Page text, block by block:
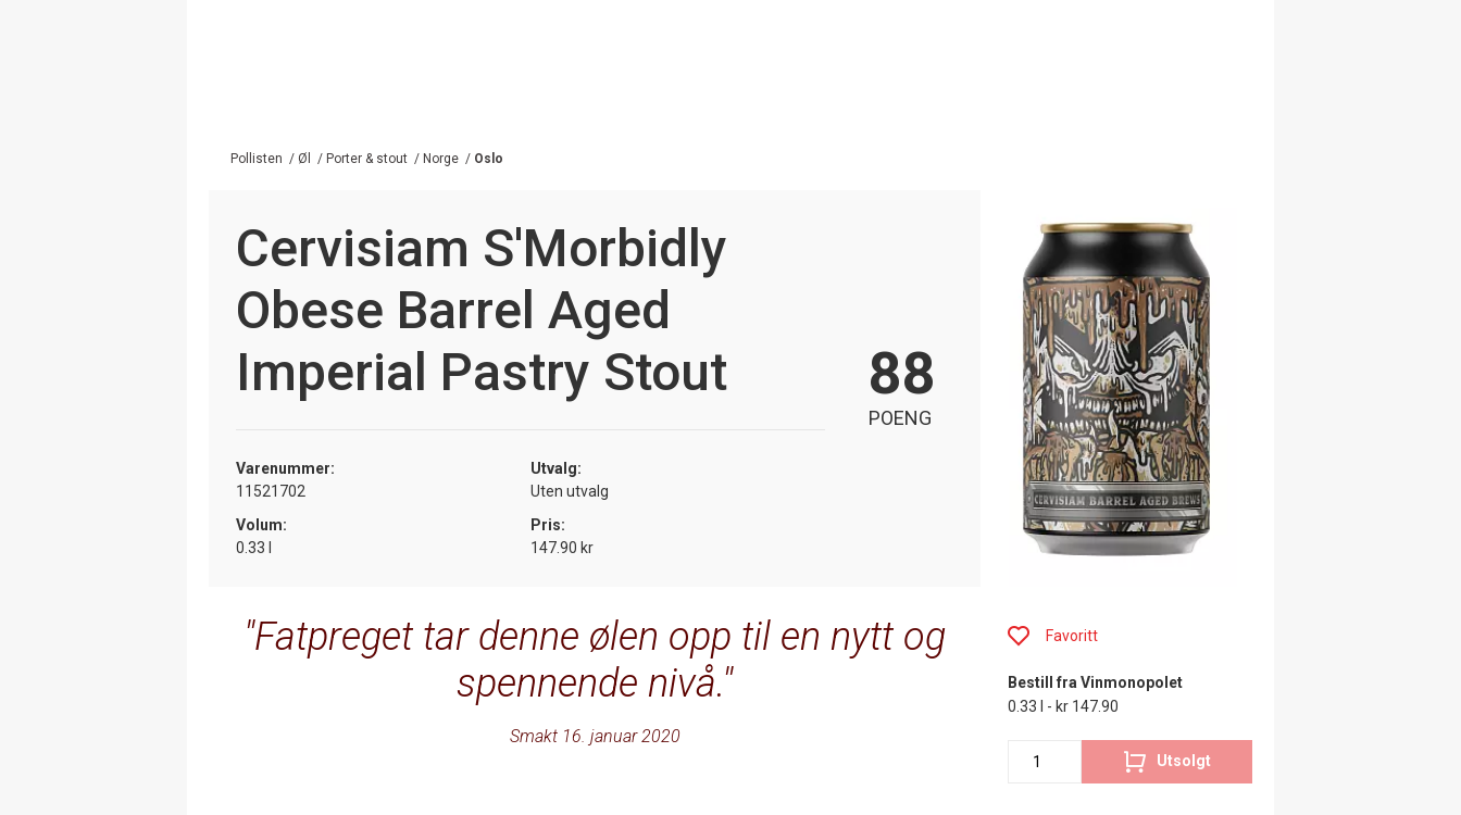
Pollisten / Øl / Porter & stout / Norge / Oslo
Cervisiam S'Morbidly
Obese Barrel Aged
Imperial Pastry Stout
Varenummer:
11521702
Utvalg:
Uten utvalg
Volum:
0.33 l
Pris:
147.90 kr
88
POENG
Fatpreget tar denne ølen opp til en nytt og
spennende nivå.
Smakt 16. januar 2020
Favoritt
Bestill fra Vinmonopolet
0.33 l - kr 147.90
Utsolgt